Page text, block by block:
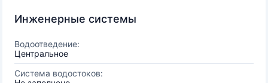
Инженерные системы
Водоотведение:
Центральное
Система водостоков: